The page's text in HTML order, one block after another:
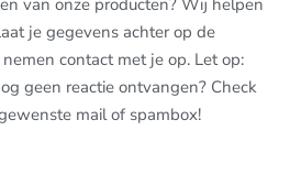
van onze producten? Wij helpen
je gegevens achter op de
contact met je op. Let op:
geen reactie ontvangen? Check
mail of spambox!